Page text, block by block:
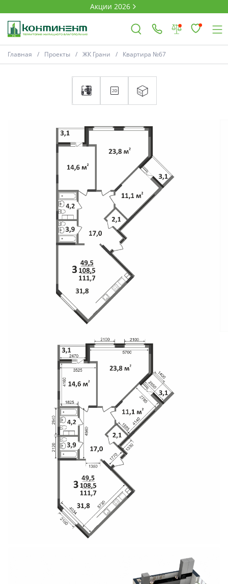
Акции 2026
Выбор недвижимости
Главная Проекты ЖК Грани Квартира №67